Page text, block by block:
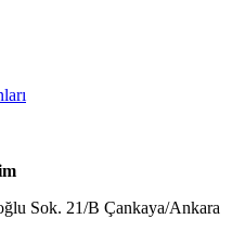
Sok. 21/B Çankaya/Ankara